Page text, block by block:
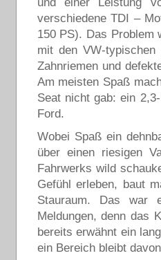
verschiedene TDI –
150 PS). Das Problem
mit den VW-typischen
Zahnriemen und
Am meisten Spaß
Seat nicht gab: ein
Ford.
Wobei Spaß ein
über einen riesigen
Fahrwerks wild
Gefühl erleben, baut
Stauraum. Das war
Meldungen, denn das
bereits erwähnt ein
ein Bereich bleibt